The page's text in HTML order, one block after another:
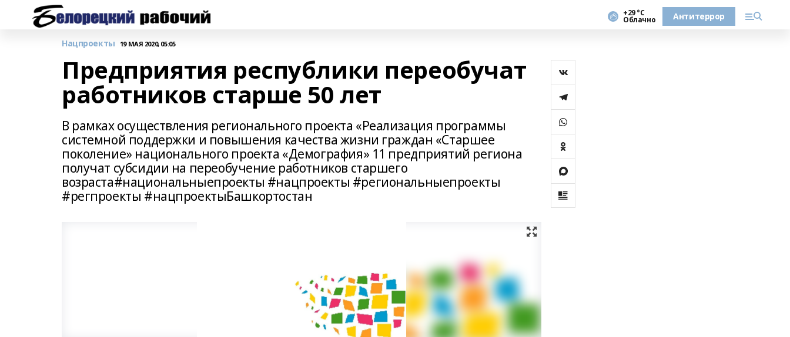
+29 °С
Облачно Антитеррор
Нацпроекты 19 МАЯ 2020, 05:05
Предприятия республики переобучат
работников старше 50 лет
В рамках осуществления регионального проекта «Реализация программы
системной поддержки и повышения качества жизни граждан «Старшее
поколение» национального проекта «Демография» 11 предприятий региона
получат субсидии на переобучение работников старшего
возраста#национальныепроекты #нацпроекты #региональныепроекты
#регпроекты #нацпроектыБашкортостан